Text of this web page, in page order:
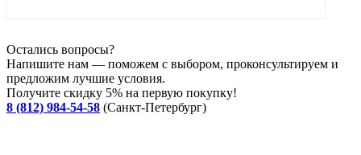
Остались вопросы?
Напишите нам — поможем с выбором, проконсультируем и
предложим лучшие условия.
Получите скидку 5% на первую покупку!
8 (812) 984-54-58 (Санкт-Петербург)